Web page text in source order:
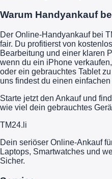
Warum Handyankauf
Der Online-Handyankauf bei
fair. Du profitierst von
Bearbeitung und einer klaren
wenn du ein iPhone
oder ein gebrauchtes Tablet
uns findest du einen
Starte jetzt den Ankauf und
wie viel dein gebrauchtes
TM24.li
Dein seriöser Online-Ankauf
Laptops, Smartwatches und
Sicher.